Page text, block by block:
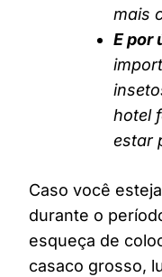
mais
E por
hotel
estar
Caso você
durante o
esqueça de
casaco grosso,